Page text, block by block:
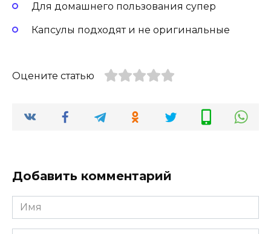
Для домашнего пользования супер
Капсулы подходят и не оригинальные
Оцените статью
Добавить комментарий
Имя